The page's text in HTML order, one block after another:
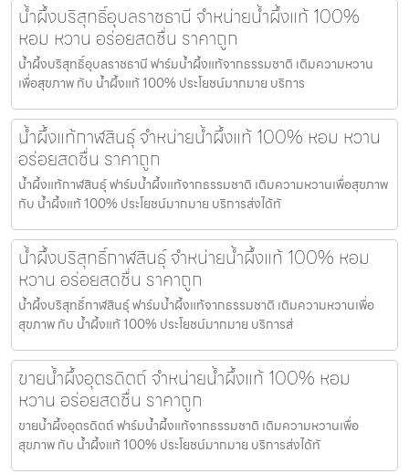
น้ำผึ้งบริสุทธิ์อุบลราชธานี จำหน่ายน้ำผึ้งแท้ 100%
หอม หวาน อร่อยสดชื่น ราคาถูก
น้ำผึ้งบริสุทธิ์อุบลราชธานี ฟาร์มน้ำผึ้งแท้จากธรรมชาติ เติมความหวาน
เพื่อสุขภาพ กับ น้ำผึ้งแท้ 100% ประโยชน์มากมาย บริการ
น้ำผึ้งแท้กาฬสินธุ์ จำหน่ายน้ำผึ้งแท้ 100% หอม หวาน
อร่อยสดชื่น ราคาถูก
น้ำผึ้งแท้กาฬสินธุ์ ฟาร์มน้ำผึ้งแท้จากธรรมชาติ เติมความหวานเพื่อสุขภาพ
กับ น้ำผึ้งแท้ 100% ประโยชน์มากมาย บริการส่งได้ทั
น้ำผึ้งบริสุทธิ์กาฬสินธุ์ จำหน่ายน้ำผึ้งแท้ 100% หอม
หวาน อร่อยสดชื่น ราคาถูก
น้ำผึ้งบริสุทธิ์กาฬสินธุ์ ฟาร์มน้ำผึ้งแท้จากธรรมชาติ เติมความหวานเพื่อ
สุขภาพ กับ น้ำผึ้งแท้ 100% ประโยชน์มากมาย บริการส่
ขายน้ำผึ้งอุตรดิตถ์ จำหน่ายน้ำผึ้งแท้ 100% หอม
หวาน อร่อยสดชื่น ราคาถูก
ขายน้ำผึ้งอุตรดิตถ์ ฟาร์มน้ำผึ้งแท้จากธรรมชาติ เติมความหวานเพื่อ
สุขภาพ กับ น้ำผึ้งแท้ 100% ประโยชน์มากมาย บริการส่งได้ทั